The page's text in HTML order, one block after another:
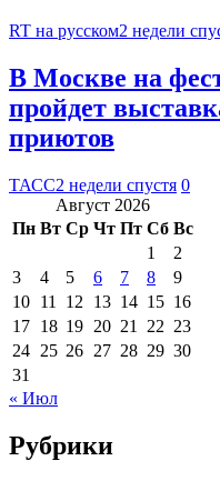
RT на русском2 недели
В Москве на
пройдет
приютов
ТАСС2 недели спустя 0
Август 2026
Пн Вт Ср Чт Пт Сб Вс
1
2
3
4 5 6 7 8
9
10 11 12 13 14 15 16
17 18 19 20 21 22 23
24 25 26 27 28 29 30
31
« Июл
Рубрики